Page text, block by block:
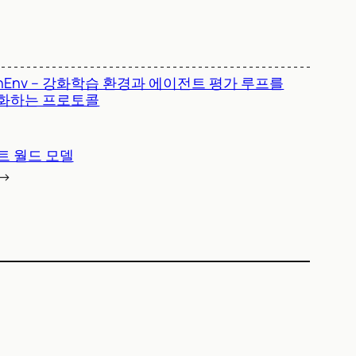
– 강화학습 환경과 에이전트 평가 루프를
하는 프로토콜
월드 모델